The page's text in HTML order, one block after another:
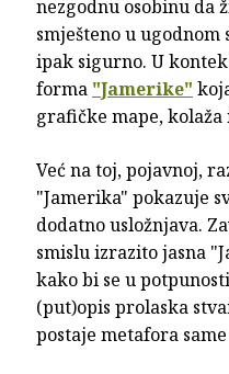
nezgodnu osobinu da
smješteno u
ipak sigurno. U
forma "Jamerike"
grafičke mape, kolaža
Već na toj, pojavnoj,
"Jamerika" pokazuje
dodatno usložnjava.
smislu izrazito jasna
kako bi se u
(put)opis prolaska
postaje metafora